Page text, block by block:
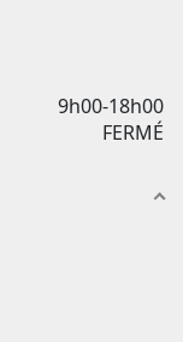
9h00-18h00
FERMÉ